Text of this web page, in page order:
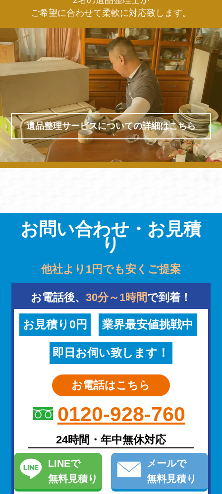
ご希望に合わせて柔軟に対応致します。
遺品整理サービスについての詳細はこちら
お問い合わせ・お見積
り
他社より1円でも安くご提案
お電話後、 30分～1時間で到着！
お見積り0円 業界最安値挑戦中
即日お伺い致します！
お電話はこちら
0120-928-760
24時間・年中無休対応
LINEで
無料見積り
メールで
無料見積り